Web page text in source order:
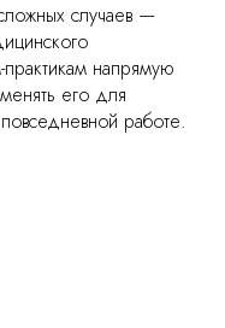
случаев —
напрямую
его для
работе.